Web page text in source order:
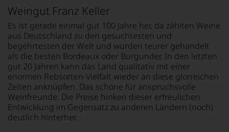
Fachpublikationen
unseren
Aussendungen
oder
in
unserem
Webshop,
um
zu
unterstreichen,
auf
18 °C
ALKOHOLGEHALT
12,5 % Vol.
GESCHMACK
trocken
Weingut Franz Keller
Es ist gerade einmal gut 100 Jahre her, da zählten Weine
aus Deutschland zu den gesuchtesten und
begehrtesten der Welt und wurden teurer gehandelt
als die besten Bordeaux oder Burgunder. In den letzten
gut 20 Jahren kann das Land qualitativ mit einer
enormen Rebsorten-Vielfalt wieder an diese glorreichen
Zeiten anknüpfen. Das schöne für anspruchsvolle
Weinfreunde: Die Preise hinken dieser erfreulichen
Entwicklung im Gegensatz zu anderen Ländern (noch)
deutlich hinterher.